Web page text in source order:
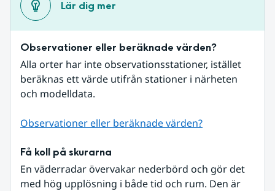
Lär dig mer
Observationer eller beräknade värden?
Alla orter har inte observationsstationer, istället
beräknas ett värde utifrån stationer i närheten
och modelldata.
Observationer eller beräknade värden?
Få koll på skurarna
En väderradar övervakar nederbörd och gör det
med hög upplösning i både tid och rum. Den är